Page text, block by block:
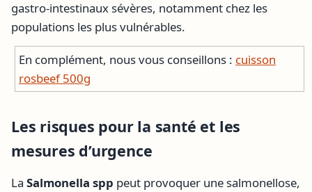
gastro-intestinaux sévères, notamment chez les
populations les plus vulnérables.
En complément, nous vous conseillons : cuisson
rosbeef 500g
Les risques pour la santé et les
mesures d’urgence
La Salmonella spp peut provoquer une salmonellose,